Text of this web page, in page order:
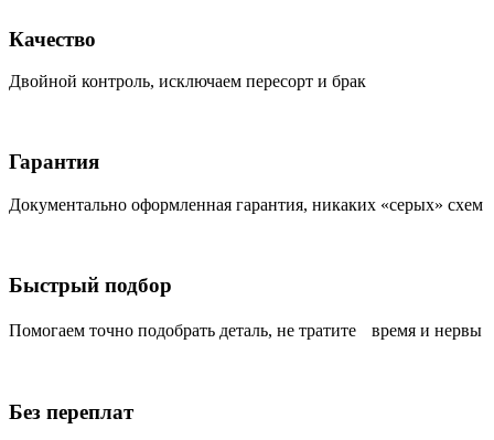
Качество
Двойной контроль, исключаем пересорт и брак
Гарантия
Документально оформленная гарантия, никаких «серых» схем
Быстрый подбор
Помогаем точно подобрать деталь, не тратите время и нервы
Без переплат